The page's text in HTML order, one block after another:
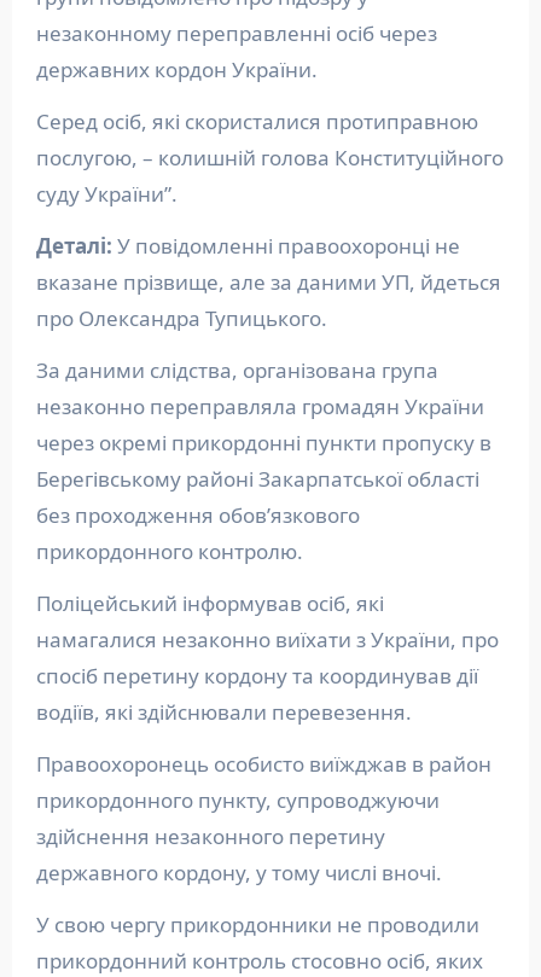
незаконному переправленні осіб через
державних кордон України.
Серед осіб, які скористалися протиправною
послугою, – колишній голова Конституційного
суду України”.
Деталі: У повідомленні правоохоронці не
вказане прізвище, але за даними УП, йдеться
про Олександра Тупицького.
За даними слідства, організована група
незаконно переправляла громадян України
через окремі прикордонні пункти пропуску в
Берегівському районі Закарпатської області
без проходження обов’язкового
прикордонного контролю.
Поліцейський інформував осіб, які
намагалися незаконно виїхати з України, про
спосіб перетину кордону та координував дії
водіїв, які здійснювали перевезення.
Правоохоронець особисто виїжджав в район
прикордонного пункту, супроводжуючи
здійснення незаконного перетину
державного кордону, у тому числі вночі.
У свою чергу прикордонники не проводили
прикордонний контроль стосовно осіб, яких